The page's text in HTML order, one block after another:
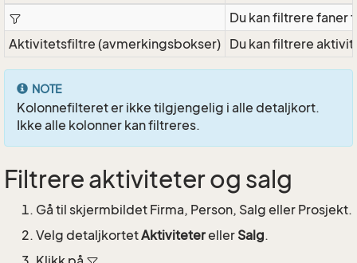
Du kan filtrere
Aktivitetsfiltre (avmerkingsbokser) Du kan filtrere
NOTE
Kolonnefilteret er ikke tilgjengelig i alle detaljkort.
Ikke alle kolonner kan filtreres.
Filtrere aktiviteter og salg
Gå til skjermbildet Firma, Person, Salg eller Prosjekt.
Velg detaljkortetAktivitetereller Salg.